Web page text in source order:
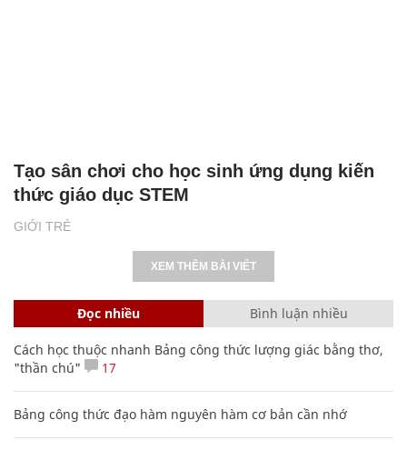
GIỚI TRẺ
Tạo sân chơi cho học sinh ứng dụng kiến
thức giáo dục STEM
XEM THÊM BÀI VIẾT
Đọc nhiều Bình luận nhiều
Cách học thuộc nhanh Bảng công thức lượng giác bằng thơ,
"thần chú"
17
Bảng công thức đạo hàm nguyên hàm cơ bản cần nhớ